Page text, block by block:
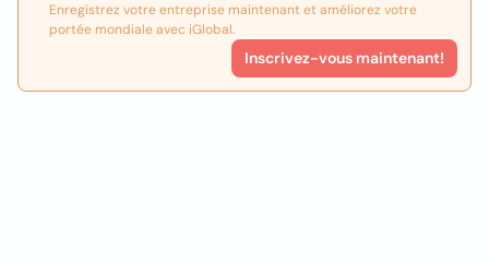
Enregistrez votre entreprise maintenant et améliorez votre
portée mondiale avec iGlobal.
Inscrivez-vous maintenant!